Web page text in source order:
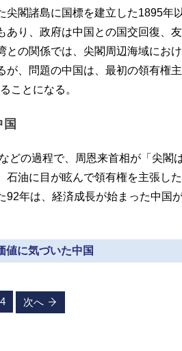
閣諸島に国標を建立した1895年以
あり、政府は中国との国交回復、
の関係では、尖閣周辺海域にお
が、問題の中国は、最初の領有権
ことになる。
どの過程で、周恩来首相が「尖閣
油に目が眩んで領有権を主張し
92年は、経済成長が始まった中国
値に気づいた中国
4 次へ